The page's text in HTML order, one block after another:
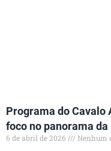
Programa do Cavalo
foco no panorama
6 de abril de 2026
Nenhum